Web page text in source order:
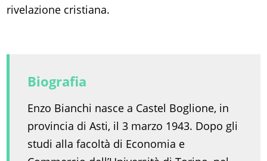
rivelazione cristiana.
Biografia
Enzo Bianchi nasce a Castel Boglione, in
provincia di Asti, il 3 marzo 1943. Dopo gli
studi alla facoltà di Economia e